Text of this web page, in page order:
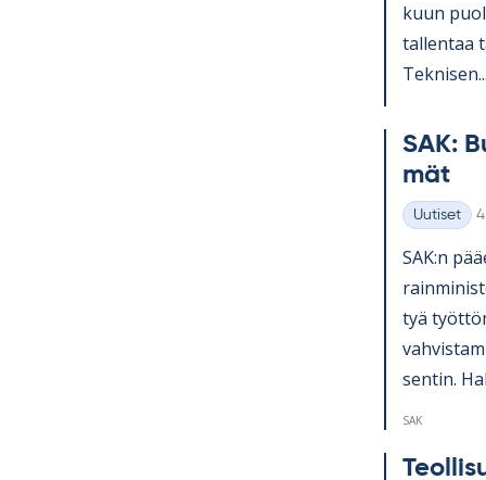
kuun
tal­len­taa
Tek­ni­sen...
SAK:
mät
Kategoriat
Uutiset
SAK:n
tyä
sen­tin.
SAK